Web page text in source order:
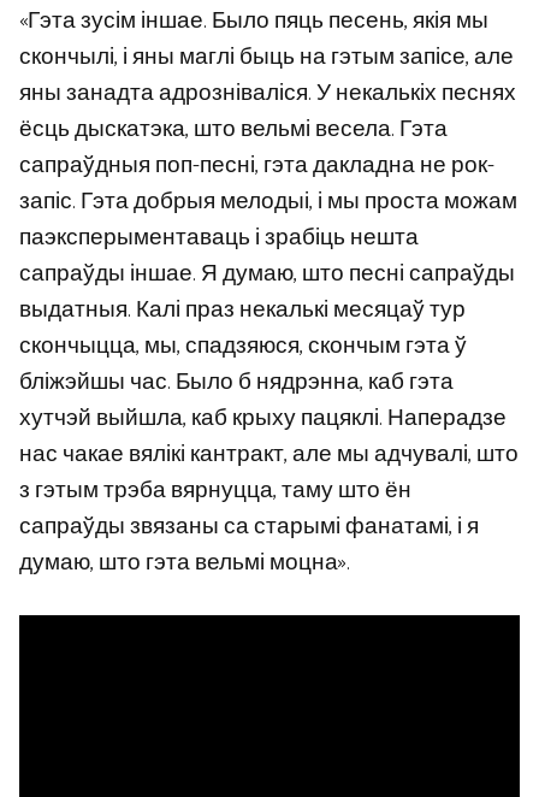
«Гэта зусім іншае. Было пяць песень, якія мы
скончылі, і яны маглі быць на гэтым запісе, але
яны занадта адрозніваліся. У некалькіх песнях
ёсць дыскатэка, што вельмі весела. Гэта
сапраўдныя поп-песні, гэта дакладна не рок-
запіс. Гэта добрыя мелодыі, і мы проста можам
паэксперыментаваць і зрабіць нешта
сапраўды іншае. Я думаю, што песні сапраўды
выдатныя. Калі праз некалькі месяцаў тур
скончыцца, мы, спадзяюся, скончым гэта ў
бліжэйшы час. Было б нядрэнна, каб гэта
хутчэй выйшла, каб крыху пацяклі. Наперадзе
нас чакае вялікі кантракт, але мы адчувалі, што
з гэтым трэба вярнуцца, таму што ён
сапраўды звязаны са старымі фанатамі, і я
думаю, што гэта вельмі моцна».